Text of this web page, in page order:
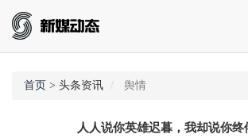
首页 > 头条资讯 舆情
人人说你英雄迟暮，我却说你终